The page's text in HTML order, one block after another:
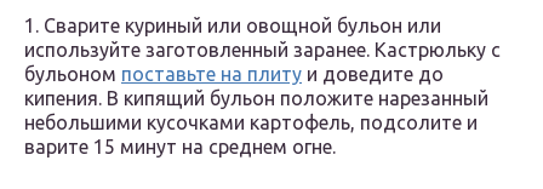
1. Сварите куриный или овощной бульон или
используйте заготовленный заранее. Кастрюльку с
бульоном поставьте на плиту и доведите до
кипения. В кипящий бульон положите нарезанный
небольшими кусочками картофель, подсолите и
варите 15 минут на среднем огне.